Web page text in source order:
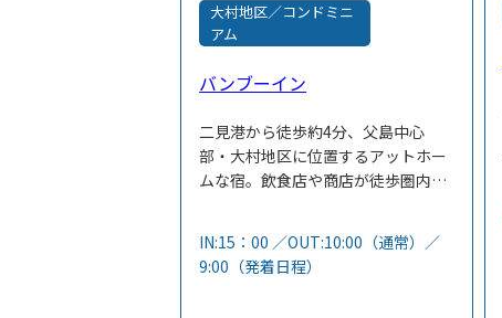
大村地区／コンドミニ
アム
バンブーイン
二見港から徒歩約4分、父島中心
部・大村地区に位置するアットホー
ムな宿。飲食店や商店が徒歩圏内に
完備しているため、自炊や長期滞在
にも便利。自由気ままな島旅を楽し
IN:15：00 ／OUT:10:00（通常）／
9:00（発着日程）